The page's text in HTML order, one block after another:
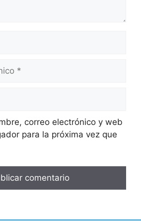
correo electrónico y web
para la próxima vez que